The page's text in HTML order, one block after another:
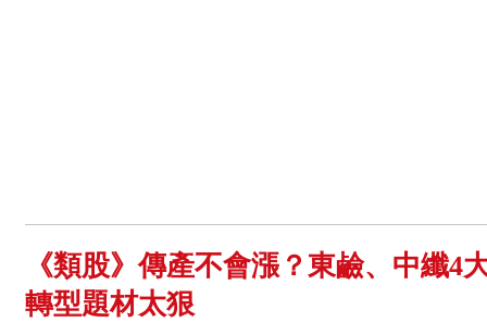
《類股》傳產不會漲？東鹼、中纖4
轉型題材太狠